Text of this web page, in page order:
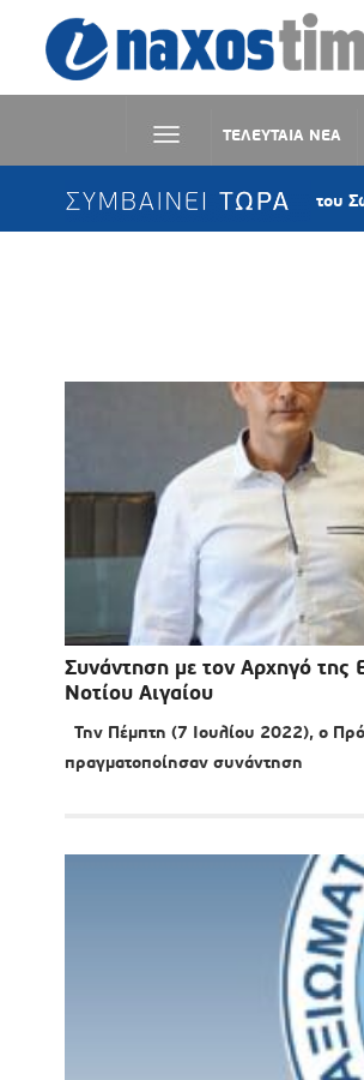
ΤΕΛΕΥΤΑΙΑ ΝΕΑ
ΣΥΜΒΑΙΝΕΙ ΤΩΡΑ
Η Μεταμόρφωση του Σωτήρος στα
Συνάντηση με τον Αρχηγό της
Νοτίου Αιγαίου
Την Πέμπτη (7 Ιουλίου 2022), ο
πραγματοποίησαν συνάντηση